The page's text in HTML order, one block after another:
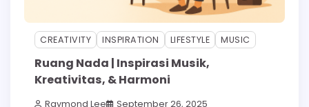
CREATIVITY INSPIRATION LIFESTYLE MUSIC
Ruang Nada | Inspirasi Musik,
Kreativitas, & Harmoni
Raymond Lee September 26, 2025